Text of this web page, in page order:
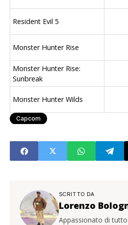
Resident Evil 5
Monster Hunter Rise
Monster Hunter Rise:
Sunbreak
Monster Hunter Wilds
Capcom
SCRITTO DA
Lorenzo
Appassionato di